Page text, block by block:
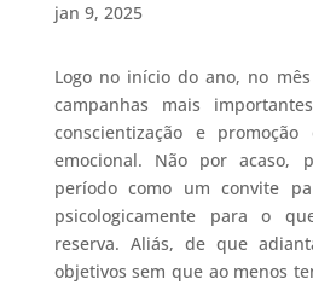
jan 9, 2025
Logo no início do ano, no
campanhas mais
conscientização e
emocional. Não por acaso,
período como um convite
psicologicamente para o
reserva. Aliás, de que
objetivos sem que ao menos